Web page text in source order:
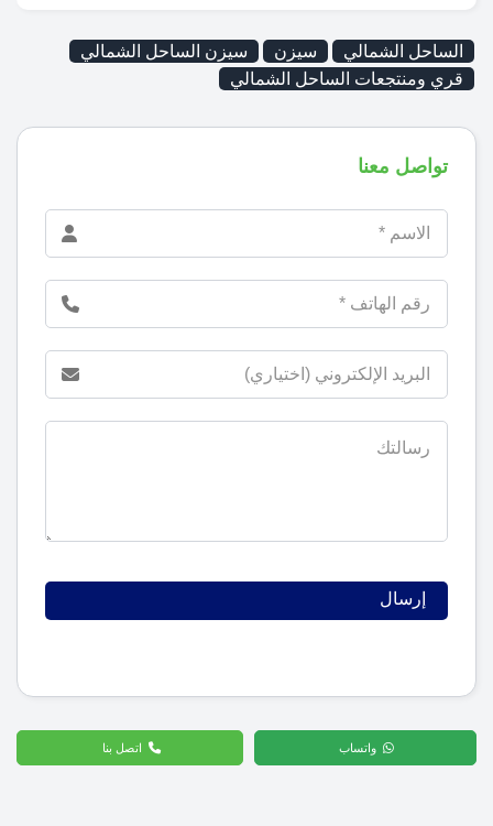
الساحل الشمالي سيزن
سيزن الساحل الشمالي
قري ومنتجعات الساحل الشمالي
تواصل معنا
واتساب اتصل بنا